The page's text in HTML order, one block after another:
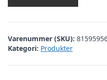
var:
kr.
Varenummer (SKU):
Kategori: Produkter